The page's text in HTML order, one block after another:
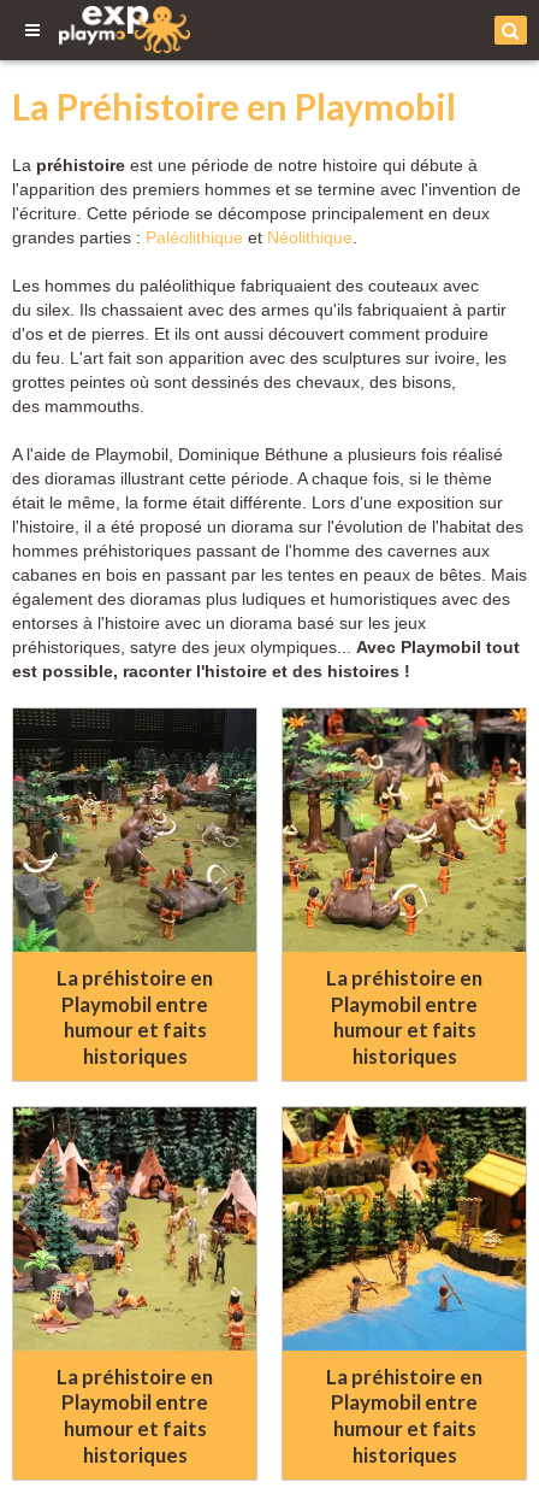
La Préhistoire en Playmobil
La préhistoire est une période de notre histoire qui débute à
l'apparition des premiers hommes et se termine avec l'invention de
l'écriture. Cette période se décompose principalement en deux
grandes parties : Paléolithique et Néolithique
Les hommes du paléolithique fabriquaient des couteaux avec
du silex. Ils chassaient avec des armes qu'ils fabriquaient à partir
d'os et de pierres. Et ils ont aussi découvert comment produire
du feu. L'art fait son apparition avec des sculptures sur ivoire, les
grottes peintes où sont dessinés des chevaux, des bisons,
des mammouths.
A l'aide de Playmobil, Dominique Béthune a plusieurs fois réalisé
des dioramas illustrant cette période. A chaque fois, si le thème
était le même, la forme était différente. Lors d'une exposition sur
l'histoire, il a été proposé un diorama sur l'évolution de l'habitat des
hommes préhistoriques passant de l'homme des cavernes aux
cabanes en bois en passant par les tentes en peaux de bêtes. Mais
également des dioramas plus ludiques et humoristiques avec des
entorses à l'histoire avec un diorama basé sur les jeux
préhistoriques, satyre des jeux olympiques... Avec Playmobil tout
est possible, raconter l'histoire et des histoires !
La préhistoire en
Playmobil entre
humour et faits
historiques
La préhistoire en
Playmobil entre
humour et faits
historiques
La préhistoire en
Playmobil entre
humour et faits
historiques
La préhistoire en
Playmobil entre
humour et faits
historiques